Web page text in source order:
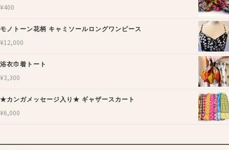
¥400
モノトーン花柄 キャミソールロングワンピース
¥12,000
浴衣巾着トート
¥3,300
★カンガメッセージ入り★ ギャザースカート
¥6,000